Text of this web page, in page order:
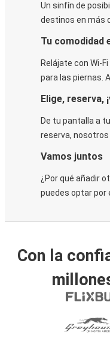
Un sinfín de
destinos en más
Tu comodidad
Relájate con Wi-
para las piernas.
Elige, reserva,
De tu pantalla a
reserva,
Vamos juntos
¿Por qué añadir
puedes optar por
Con la